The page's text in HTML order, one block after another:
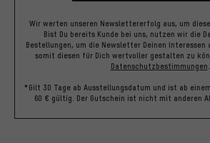
Wir werten unseren Newslettererfolg aus, um
Bist Du bereits Kunde bei uns, nutzen wir die
Bestellungen, um die Newsletter Deinen Interessen
somit diesen für Dich wertvoller gestalten zu
Datenschutzbestimmungen.
*Gilt 30 Tage ab Ausstellungsdatum und ist ab
60 € gültig. Der Gutschein ist nicht mit anderen